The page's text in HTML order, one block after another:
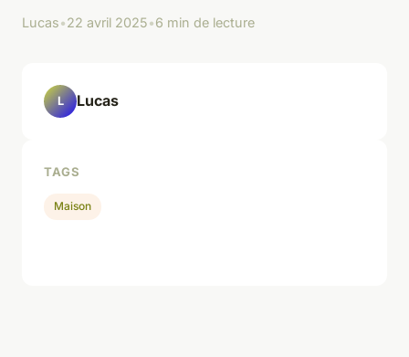
Lucas•22 avril 2025•6 min de lecture
L Lucas
TAGS
Maison